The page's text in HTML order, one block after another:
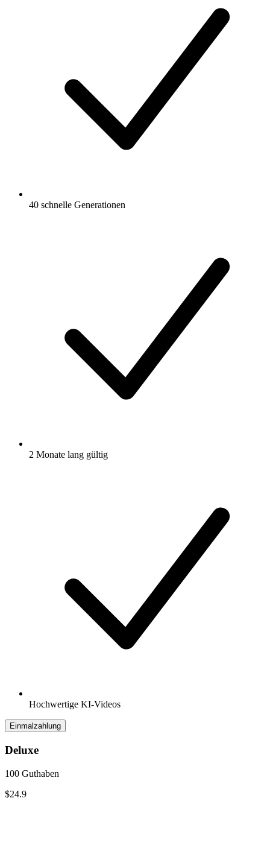
40 schnelle Generationen
2 Monate lang gültig
Hochwertige KI-Videos
Einmalzahlung
Deluxe
100 Guthaben
$24.9